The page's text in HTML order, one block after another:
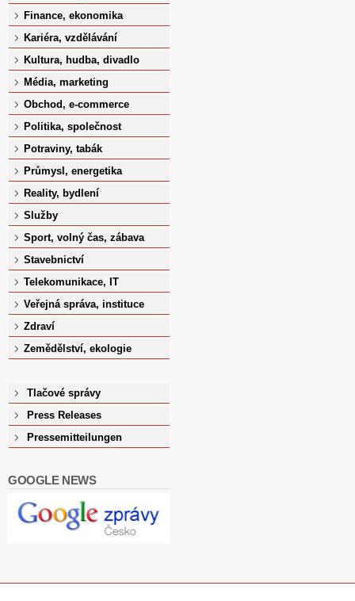
Finance, ekonomika
Kariéra, vzdělávání
Kultura, hudba, divadlo
Média, marketing
Obchod, e-commerce
Politika, společnost
Potraviny, tabák
Průmysl, energetika
Reality, bydlení
Služby
Sport, volný čas, zábava
Stavebnictví
Telekomunikace, IT
Veřejná správa, instituce
Zdraví
Zemědělství, ekologie
Tlačové správy
Press Releases
Pressemitteilungen
GOOGLE NEWS